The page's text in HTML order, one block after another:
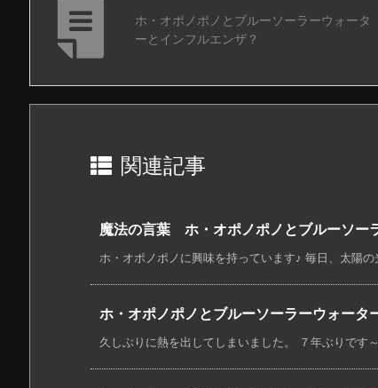
ホ・オポノポノとブルーソーラーウォータ
ーとインフルエンザ？
関連記事
魔法の言葉 ホ・オポノポノとブルーソー
ホ・オポノポノに興味を持っています♪ 毎日、太陽
ホ・オポノポノとブルーソーラーウォータ
久しぶりに熱を出してしまいました。 ７年ぶりです